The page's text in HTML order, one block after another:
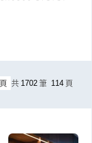
共 1702 筆 114 頁